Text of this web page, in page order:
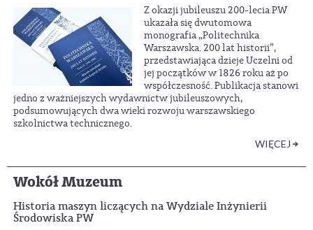
Z okazji jubileuszu 200-lecia PW
ukazała się dwutomowa
monografia „Politechnika
Warszawska. 200 lat historii”,
przedstawiająca dzieje Uczelni od
jej początków w 1826 roku aż po
współczesność. Publikacja stanowi
jedno z ważniejszych wydawnictw jubileuszowych,
podsumowujących dwa wieki rozwoju warszawskiego
szkolnictwa technicznego.
WIĘCEJ
Wokół Muzeum
Historia maszyn liczących na Wydziale Inżynierii
Środowiska PW